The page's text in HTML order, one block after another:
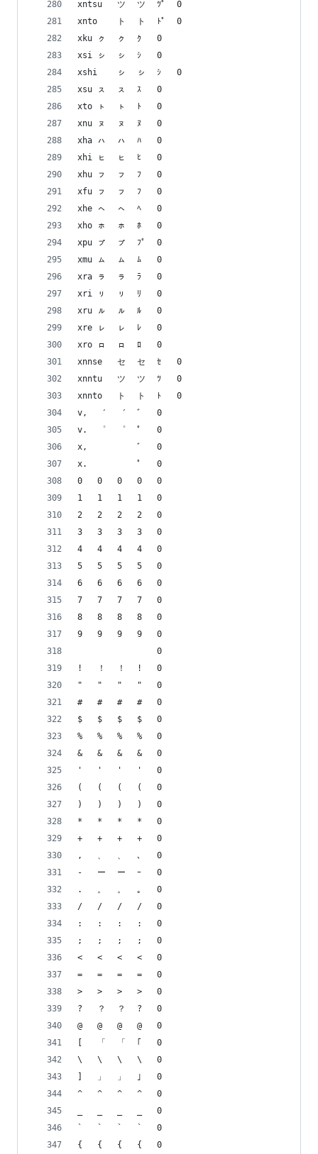
xntsu	ツ゚	ツ゚	ﾂﾟ	0
xnto	ト゚	ト゚	ﾄﾟ	0
xku	ㇰ	ㇰ	ｸ	0
xsi	ㇱ	ㇱ	ｼ	0
xshi	ㇱ	ㇱ	ｼ	0
xsu	ㇲ	ㇲ	ｽ	0
xto	ㇳ	ㇳ	ﾄ	0
xnu	ㇴ	ㇴ	ﾇ	0
xha	ㇵ	ㇵ	ﾊ	0
xhi	ㇶ	ㇶ	ﾋ	0
xhu	ㇷ	ㇷ	ﾌ	0
xfu	ㇷ	ㇷ	ﾌ	0
xhe	ㇸ	ㇸ	ﾍ	0
xho	ㇹ	ㇹ	ﾎ	0
xpu	ㇷ゚	ㇷ゚	ﾌﾟ	0
xmu	ㇺ	ㇺ	ﾑ	0
xra	ㇻ	ㇻ	ﾗ	0
xri	ㇼ	ㇼ	ﾘ	0
xru	ㇽ	ㇽ	ﾙ	0
xre	ㇾ	ㇾ	ﾚ	0
xro	ㇿ	ㇿ	ﾛ	0
xnnse	セ	セ	ｾ	0
xnntu	ツ	ツ	ﾂ	0
xnnto	ト	ト	ﾄ	0
v,	゛	゛	ﾞ	0
v.	゜	゜	ﾟ	0
x,	゙	゙	ﾞ	0
x.	゚	゚	ﾟ	0
0	0	0	0	0
1	1	1	1	0
2	2	2	2	0
3	3	3	3	0
4	4	4	4	0
5	5	5	5	0
6	6	6	6	0
7	7	7	7	0
8	8	8	8	0
9	9	9	9	0
0
!	！	！	!	0
"	"	"	"	0
#	#	#	#	0
$	$	$	$	0
%	%	%	%	0
&	&	&	&	0
'	'	'	'	0
(	(	(	(	0
)	)	)	)	0
*	*	*	*	0
+	+	+	+	0
,	、	、	､	0
-	ー	ー	ｰ	0
.	。	。	｡	0
/	/	/	/	0
:	:	:	:	0
;	;	;	;	0
<	<	<	<	0
=	=	=	=	0
>	>	>	>	0
?	？	？	?	0
@	@	@	@	0
[	「	「	｢	0
\	\	\	\	0
]	」	」	｣	0
^	^	^	^	0
_	_	_	_	0
`	`	`	`	0
{	{	{	{	0